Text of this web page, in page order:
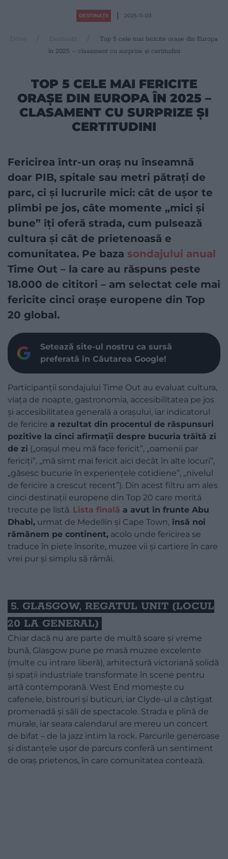
DESTINAȚII 2025-11-03
Drive
Top 5 cele mai fericite orașe din Europa
în 2025 – clasament cu surprize și certitudini
TOP 5 CELE MAI FERICITE
ORAȘE DIN EUROPA ÎN 2025 –
CLASAMENT CU SURPRIZE ȘI
CERTITUDINI
Fericirea într-un oraș nu înseamnă
doar PIB, spitale sau metri pătrați de
parc, ci și lucrurile mici: cât de ușor te
plimbi pe jos, câte momente „mici și
bune” îți oferă strada, cum pulsează
cultura și cât de prietenoasă e
comunitatea. Pe baza sondajului anual
Time Out – la care au răspuns peste
18.000 de cititori – am selectat cele mai
fericite cinci orașe europene din Top
20 global.
Setează site-ul nostru ca sursă
preferată în Căutarea Google!
Participanții sondajului Time Out au evaluat cultura,
viața de noapte, gastronomia, accesibilitatea pe jos
și accesibilitatea generală a orașului, iar indicatorul
de fericire a rezultat din procentul de răspunsuri
pozitive la cinci afirmații despre bucuria trăită zi
de zi („orașul meu mă face fericit”, „oamenii par
fericiți”, „mă simt mai fericit aici decât în alte locuri”,
„găsesc bucurie în experiențele cotidiene”, „nivelul
de fericire a crescut recent”). Din acest filtru am ales
cinci destinații europene din Top 20 care merită
trecute pe listă. Lista finală a avut în frunte Abu
Dhabi, urmat de Medellín și Cape Town, însă noi
rămânem pe continent, acolo unde fericirea se
traduce în piețe însorite, muzee vii și cartiere în care
vrei pur și simplu să rămâi.
5. GLASGOW, REGATUL UNIT (LOCUL
20 LA GENERAL)
Chiar dacă nu are parte de multă soare și vreme
bună, Glasgow pune pe masă muzee excelente
(multe cu intrare liberă), arhitectură victoriană solidă
și spații industriale transformate în scene pentru
artă contemporană. West End momește cu
cafenele, bistrouri și buticuri, iar Clyde-ul a câștigat
promenadă și săli de spectacole. Strada e plină de
murale, iar seara calendarul are mereu un concert
de bifat – de la jazz intim la rock. Parcurile generoase
și distanțele ușor de parcurs conferă un sentiment
de oraș prietenos, în care comunitatea contează.